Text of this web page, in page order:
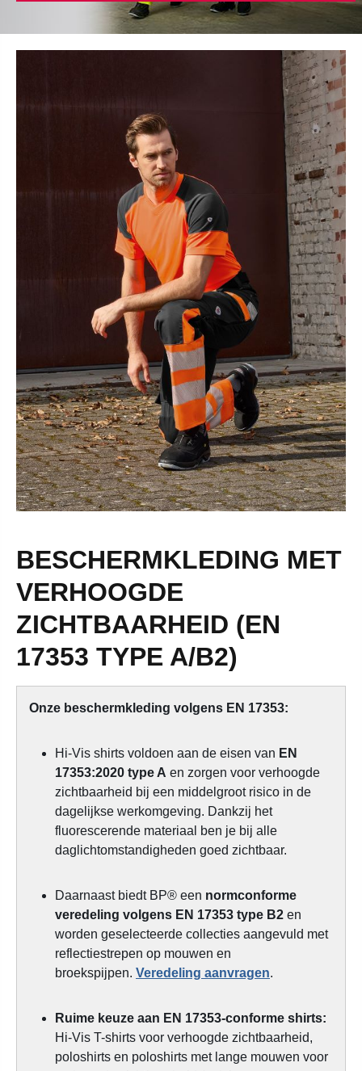
BESCHERMKLEDING MET
VERHOOGDE
ZICHTBAARHEID (EN
17353 TYPE A/B2)
Onze beschermkleding volgens EN 17353:
Hi-Vis shirts voldoen aan de eisen van EN
17353:2020 type A en zorgen voor verhoogde
zichtbaarheid bij een middelgroot risico in de
dagelijkse werkomgeving. Dankzij het
fluorescerende materiaal ben je bij alle
daglichtomstandigheden goed zichtbaar.
Daarnaast biedt BP® een normconforme
veredeling volgens EN 17353 type B2 en
worden geselecteerde collecties aangevuld met
reflectiestrepen op mouwen en
broekspijpen. Veredeling aanvragen.
Ruime keuze aan EN 17353-conforme shirts:
Hi-Vis T-shirts voor verhoogde zichtbaarheid,
poloshirts en poloshirts met lange mouwen voor